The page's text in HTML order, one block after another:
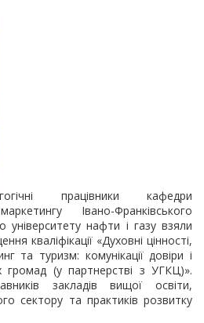
працівники кафедри
Івано-Франківського
університету нафти і газу взяли
кваліфікації «Духовні цінності,
та туризм: комунікації довіри і
громад (у партнерстві з УГКЦ)».
закладів вищої освіти,
сектору та практиків розвитку